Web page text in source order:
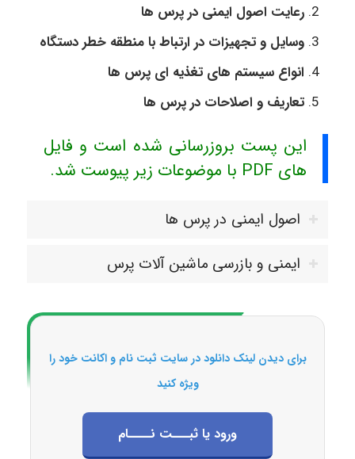
رعایت اصول ایمنی در پرس ها
وسایل و تجهیزات در ارتباط با منطقه خطر دستگاه
انواع سیستم های تغذیه ای پرس ها
تعاریف و اصلاحات در پرس ها
این پست بروزرسانی شده است و فایل
های PDF با موضوعات زیر پیوست شد.
اصول ایمنی در پرس ها
ایمنی و بازرسی ماشین آلات پرس
برای دیدن لینک دانلود در سایت ثبت نام و اکانت خود را
ویژه کنید
ورود یا ثبـــت نــــام